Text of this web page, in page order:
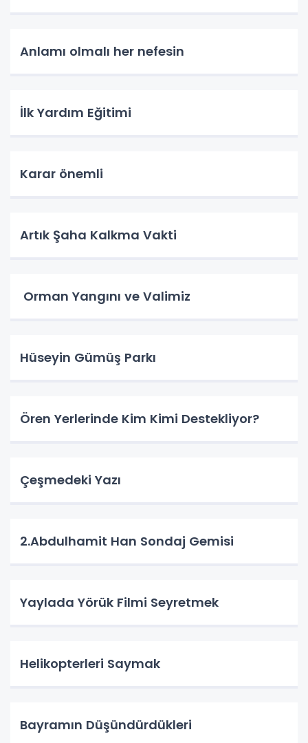
Anlamı olmalı her nefesin
İlk Yardım Eğitimi
Karar önemli
Artık Şaha Kalkma Vakti
Orman Yangını ve Valimiz
Hüseyin Gümüş Parkı
Ören Yerlerinde Kim Kimi Destekliyor?
Çeşmedeki Yazı
2.Abdulhamit Han Sondaj Gemisi
Yaylada Yörük Filmi Seyretmek
Helikopterleri Saymak
Bayramın Düşündürdükleri